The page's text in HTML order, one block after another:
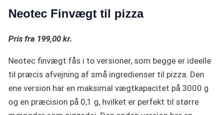
Neotec Finvægt til pizza
Pris fra 199,00 kr.
Neotec finvægt fås i to versioner, som begge er ideelle
til præcis afvejning af små ingredienser til pizza. Den
ene version har en maksimal vægtkapacitet på 3000 g
og en præcision på 0,1 g, hvilket er perfekt til større